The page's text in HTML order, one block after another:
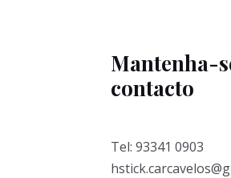
Mantenha-
contacto
Tel: 93341 0903